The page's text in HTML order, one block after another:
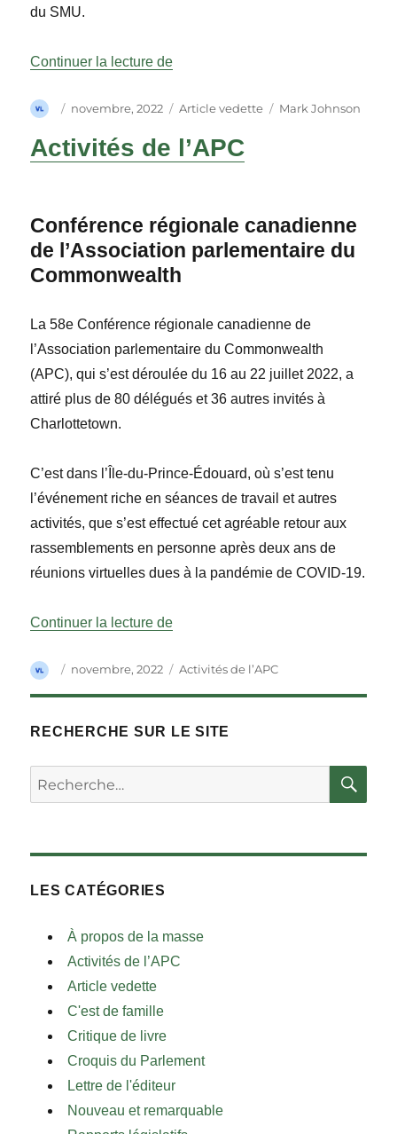
du SMU.
Continuer la lecture de« La représentation descriptive
Auteur
Publié
novembre, 2022 Catégories
Article vedette Étiquettes
Mark Johnson
Activités de l’APC
Conférence régionale canadienne
de l’Association parlementaire du
Commonwealth
La 58e Conférence régionale canadienne de
l’Association parlementaire du Commonwealth
(APC), qui s’est déroulée du 16 au 22 juillet 2022, a
attiré plus de 80 délégués et 36 autres invités à
Charlottetown.
C’est dans l’Île-du-Prince-Édouard, où s’est tenu
l’événement riche en séances de travail et autres
activités, que s’est effectué cet agréable retour aux
rassemblements en personne après deux ans de
réunions virtuelles dues à la pandémie de COVID-19.
Continuer la lecture de« Activités de l’APC »
Auteur
Publié
novembre, 2022 Catégories
Activités de l’APC
RECHERCHE SUR LE SITE
Rechercher :
LES CATÉGORIES
À propos de la masse
Activités de l’APC
Article vedette
C'est de famille
Critique de livre
Croquis du Parlement
Lettre de l'éditeur
Nouveau et remarquable